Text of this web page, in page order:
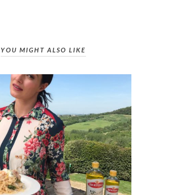
YOU MIGHT ALSO LIKE